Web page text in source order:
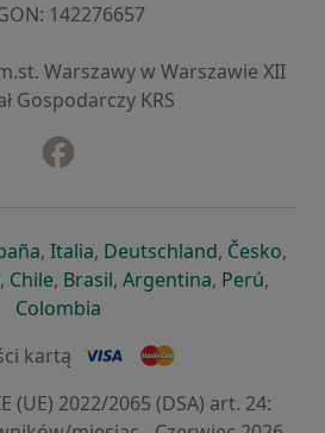
⁠142276657
Warszawy w Warszawie XII
Gospodarczy KRS
nowej karcie
się w nowej karcie
otwiera się w nowej karcie
, Italiaotwiera się w nowej
, Deutschlandotwiera się
, Česko,
w nowej karcie
otwiera się w nowej karcie
, Chileotwiera się w nowej karcie
, Brasilotwiera się w nowej
, Argentinaotwiera się
, Perú,
Colombia
kartą
(UE) 2022/2065 (DSA) art. 24: